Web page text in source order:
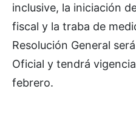
inclusive, la iniciación
fiscal y la traba de
Resolución General
Oficial y tendrá
febrero.